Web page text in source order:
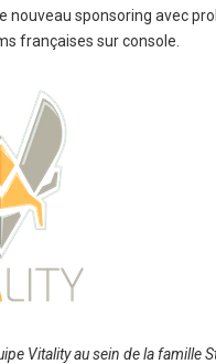
nouveau sponsoring avec
françaises sur console.
Vitality au sein de la famille